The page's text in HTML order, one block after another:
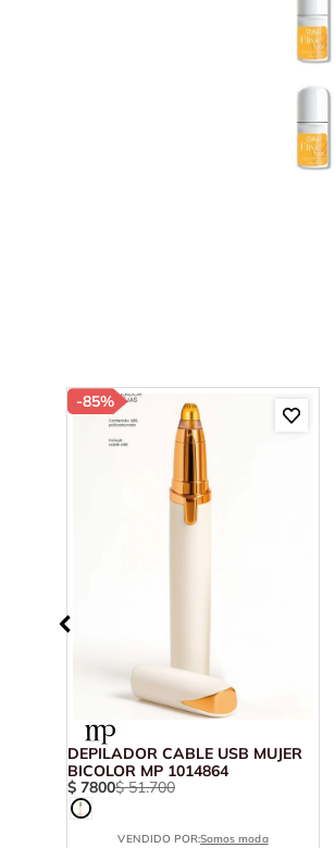
-85%
DEPILADOR CABLE USB MUJER
BICOLOR MP 1014864
$ 7800$ 51.700
VENDIDO POR:Somos moda